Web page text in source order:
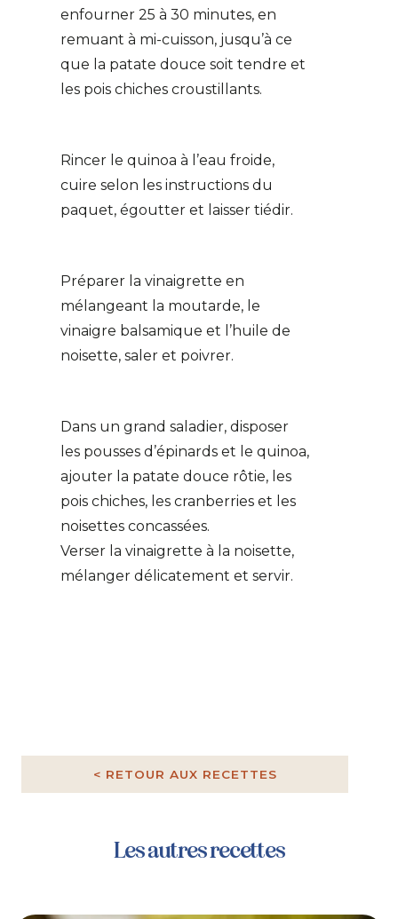
enfourner 25 à 30 minutes, en
remuant à mi-cuisson, jusqu’à ce
que la patate douce soit tendre et
les pois chiches croustillants.
Rincer le quinoa à l’eau froide,
cuire selon les instructions du
paquet, égoutter et laisser tiédir.
Préparer la vinaigrette en
mélangeant la moutarde, le
vinaigre balsamique et l’huile de
noisette, saler et poivrer.
Dans un grand saladier, disposer
les pousses d’épinards et le quinoa,
ajouter la patate douce rôtie, les
pois chiches, les cranberries et les
noisettes concassées.
Verser la vinaigrette à la noisette,
mélanger délicatement et servir.
< RETOUR AUX RECETTES
Les autres recettes